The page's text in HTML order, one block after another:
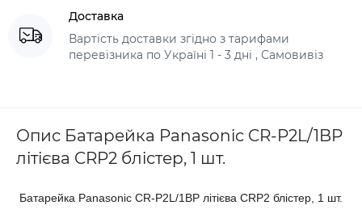
Доставка
Вартість доставки згідно з тарифами
перевізника по Україні 1 - 3 дні , Самовивіз
Опис Батарейка Panasonic CR-P2L/1BP
літієва CRP2 блістер, 1 шт.
Батарейка Panasonic CR-P2L/1BP літієва CRP2 блістер, 1 шт.